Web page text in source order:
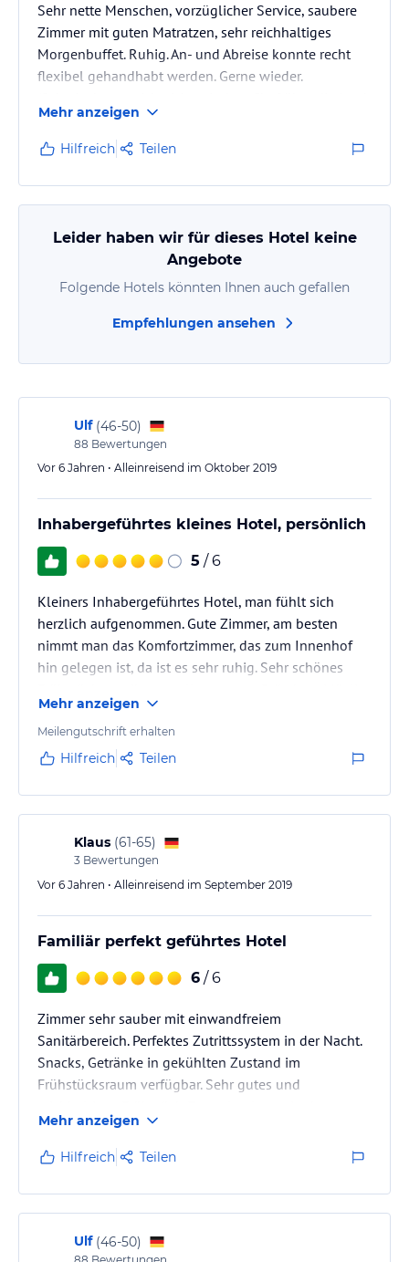
Sehr nette Menschen, vorzüglicher Service, saubere
Zimmer mit guten Matratzen, sehr reichhaltiges
Morgenbuffet. Ruhig. An- und Abreise konnte recht
flexibel gehandhabt werden. Gerne wieder.
reden, vielleicht das nächste mal). Auch ideal für
besuche in die Schweiz, zu Fuss ca. 10 Min.
Mehr anzeigen
Hilfreich Teilen
Leider haben wir für dieses Hotel keine
Angebote
Folgende Hotels könnten Ihnen auch gefallen
Empfehlungen ansehen
Ulf (46-50)
88 Bewertungen
Vor 6 Jahren • Alleinreisend im Oktober 2019
Inhabergeführtes kleines Hotel, persönlich
5 / 6
Kleiners Inhabergeführtes Hotel, man fühlt sich
herzlich aufgenommen. Gute Zimmer, am besten
nimmt man das Komfortzimmer, das zum Innenhof
hin gelegen ist, da ist es sehr ruhig. Sehr schönes
Obst, Aufschnitt incl. Fisch, warmes Frühstück.
Mehr anzeigen
Meilengutschrift erhalten
Hilfreich Teilen
Klaus (61-65)
3 Bewertungen
Vor 6 Jahren • Alleinreisend im September 2019
Familiär perfekt geführtes Hotel
6 / 6
Zimmer sehr sauber mit einwandfreiem
Sanitärbereich. Perfektes Zutrittssystem in der Nacht.
Snacks, Getränke in gekühlten Zustand im
Frühstücksraum verfügbar. Sehr gutes und
Innenstadt von Rheinfelden. Historische Altstadt von
Rheinfelden Schweiz in wenigen Minuten zu Fuß
erreichbar. Bahnhof fussläufig in unmittelbarer Nähe.
Abgeschlossene Garage. Sehr freundliches und
hilfsbereites Personal.
Mehr anzeigen
Hilfreich Teilen
Ulf (46-50)